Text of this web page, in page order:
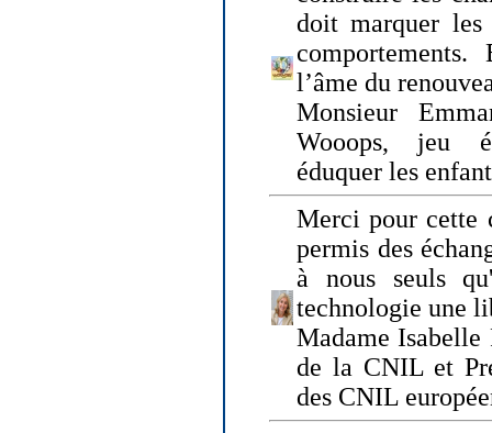
doit marquer les
l’âme du
Monsieur
Wooops, jeu
éduquer les
Merci pour cette
permis des
à nous seuls
technologie une
Madame Isabelle
de la CNIL et
des CNIL